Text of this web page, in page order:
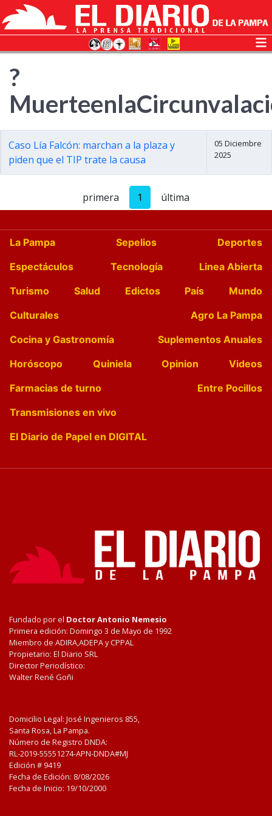
?
Caso Lía Falcón: marchan a la plaza y
piden que el TIP trate la causa
05 Diciembre
2025
primera 1 última
La Pampa Sepelios
Deportes
Espectáculos
Tecnología
Linea Abierta
Turismo
Salud Edictos País
Mundo
Culturales
Agro La Pampa
Cocina y Gastronomía
Suplementos Anuales
Horóscopo
Quiniela Opinion
Videos
Farmacias de turno
Entre Pocillos
Transmisiones en vivo
El Diario de Papel en DIGITAL
Fundado por el Doctor Antonio Nemesio
Primera edición: Domingo 3 de Mayo de 1992
Miembro de ADIRA,ADEPA y CPPAL
Propietario: El Diario SRL
Director Periodístico:
Walter René Goñi
Domicilio Legal: José Ingenieros 855,
Santa Rosa, La Pampa.
Número de Registro DNDA:
RL-2019-55551274-APN-DNDA#MJ
Edición # 9419
Fecha de Edición: 8/08/2026
Fecha de Inicio: 19/10/2000